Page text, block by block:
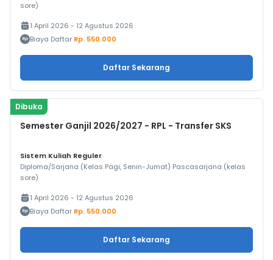
sore)
1 April 2026 - 12 Agustus 2026
Biaya Daftar Rp. 550.000
Daftar Sekarang
Dibuka
Semester Ganjil 2026/2027 - RPL - Transfer SKS
Sistem Kuliah Reguler
Diploma/Sarjana (Kelas Pagi, Senin-Jumat) Pascasarjana (kelas
sore)
1 April 2026 - 12 Agustus 2026
Biaya Daftar Rp. 550.000
Daftar Sekarang